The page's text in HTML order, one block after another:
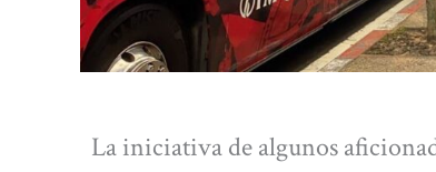
La iniciativa de algunos